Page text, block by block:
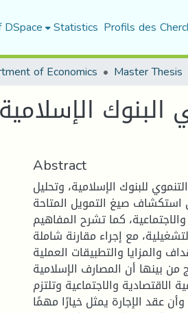
Statistics Profils des
of Economics Master Thesis
البنوك
Abstract
للبنوك الإسلامية، وتحليل
استكشاف صيغ التمويل المتاحة
كما تشرح المفاهيم
مع إجراء مقارنة شاملة
والمزايا والتطبيقات العملية.
بينها أن المصارف الإسلامية
والاجتماعية وتلتزم
عقد الإجارة يمثل خيارًا مهمًا